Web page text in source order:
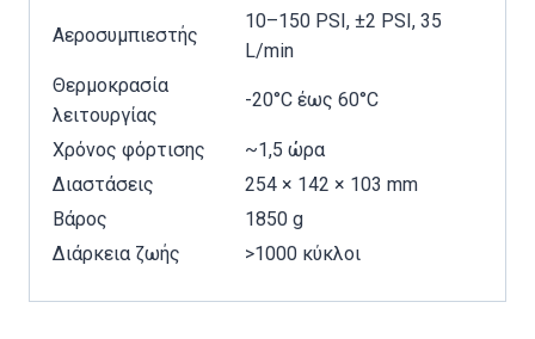
Αεροσυμπιεστής
10–150 PSI, ±2 PSI, 35
L/min
Θερμοκρασία
λειτουργίας
-20°C έως 60°C
Χρόνος φόρτισης
~1,5 ώρα
Διαστάσεις
254 × 142 × 103 mm
Βάρος
1850 g
Διάρκεια ζωής
>1000 κύκλοι